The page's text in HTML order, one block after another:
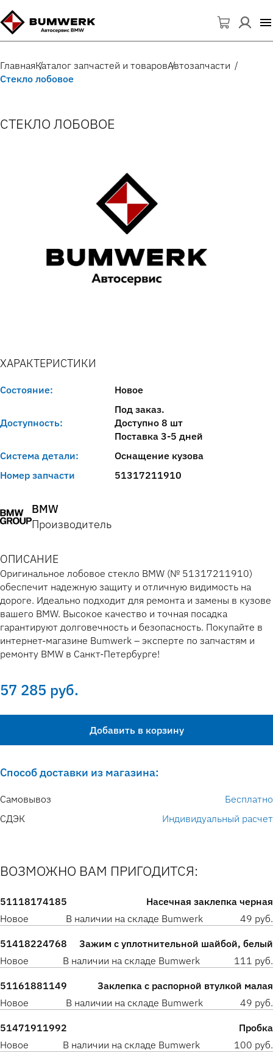
ГлавнаяКаталог запчастей и товаровАвтозапчасти
Стекло лобовое
СТЕКЛО ЛОБОВОЕ
ХАРАКТЕРИСТИКИ
Состояние: Новое
Доступность:
Под заказ.
Доступно 8 шт
Поставка 3-5 дней
Система детали:
Оснащение кузова
Номер запчасти
51317211910
BMW
Производитель
ОПИСАНИЕ
Оригинальное лобовое стекло BMW (№ 51317211910)
обеспечит надежную защиту и отличную видимость на
дороге. Идеально подходит для ремонта и замены в кузове
вашего BMW. Высокое качество и точная посадка
гарантируют долговечность и безопасность. Покупайте в
интернет-магазине Bumwerk – эксперте по запчастям и
ремонту BMW в Санкт-Петербурге!
57 285 руб.
Добавить в корзину
Способ доставки из магазина:
Самовывоз
Бесплатно
СДЭК
Индивидуальный расчет
ВОЗМОЖНО ВАМ ПРИГОДИТСЯ:
51118174185
Насечная заклепка черная
Новое
В наличии на складе Bumwerk 49 руб.
51418224768
Зажим с уплотнительной шайбой, белый
Новое
В наличии на складе Bumwerk 111 руб.
51161881149
Заклепка с распорной втулкой малая
Новое
В наличии на складе Bumwerk 49 руб.
51471911992
Пробка
Новое
В наличии на складе Bumwerk 100 руб.